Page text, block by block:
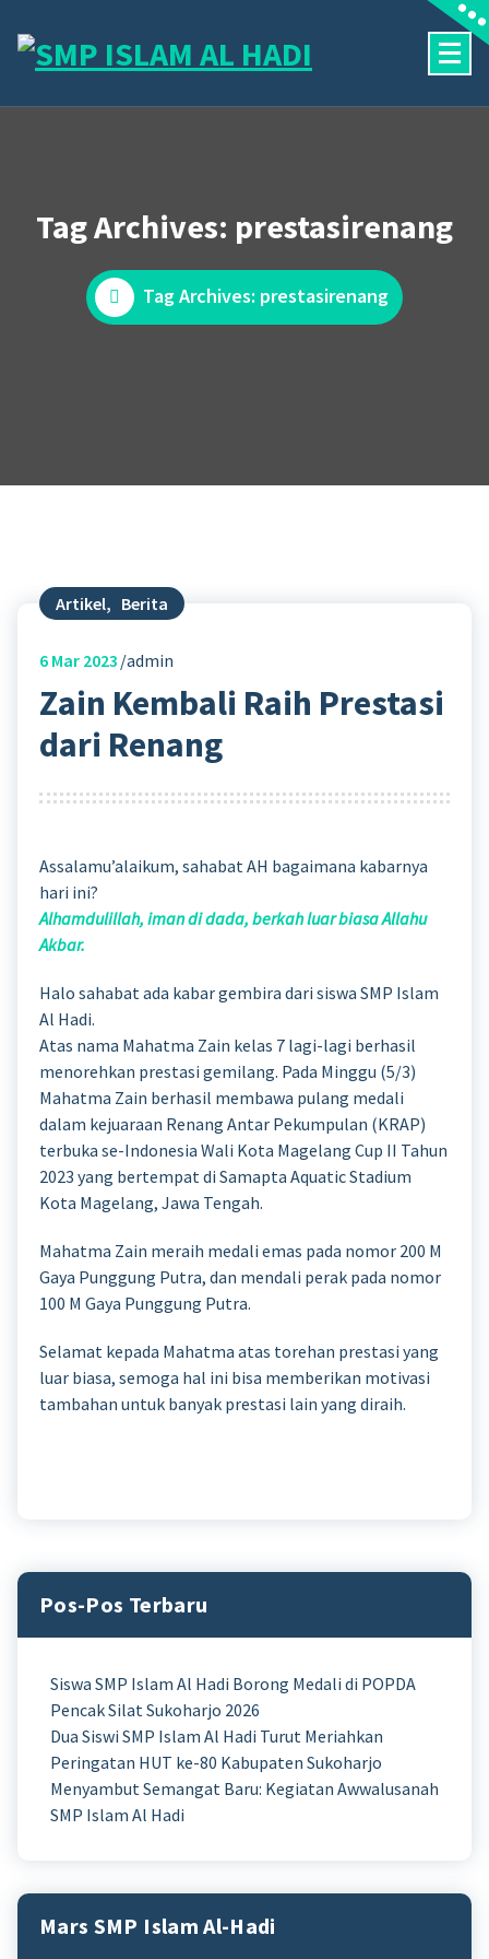
content
Tag Archives: prestasirenang
Tag Archives: prestasirenang
Artikel, Berita
6 Mar 2023 admin
Zain Kembali Raih Prestasi
dari Renang
Assalamu’alaikum, sahabat AH bagaimana kabarnya
hari ini?
Alhamdulillah, iman di dada, berkah luar biasa Allahu
Akbar.
Halo sahabat ada kabar gembira dari siswa SMP Islam
Al Hadi.
Atas nama Mahatma Zain kelas 7 lagi-lagi berhasil
menorehkan prestasi gemilang. Pada Minggu (5/3)
Mahatma Zain berhasil membawa pulang medali
dalam kejuaraan Renang Antar Pekumpulan (KRAP)
terbuka se-Indonesia Wali Kota Magelang Cup II Tahun
2023 yang bertempat di Samapta Aquatic Stadium
Kota Magelang, Jawa Tengah.
Mahatma Zain meraih medali emas pada nomor 200 M
Gaya Punggung Putra, dan mendali perak pada nomor
100 M Gaya Punggung Putra.
Selamat kepada Mahatma atas torehan prestasi yang
luar biasa, semoga hal ini bisa memberikan motivasi
tambahan untuk banyak prestasi lain yang diraih.
Pos-Pos Terbaru
Siswa SMP Islam Al Hadi Borong Medali di POPDA
Pencak Silat Sukoharjo 2026
Dua Siswi SMP Islam Al Hadi Turut Meriahkan
Peringatan HUT ke-80 Kabupaten Sukoharjo
Menyambut Semangat Baru: Kegiatan Awwalusanah
SMP Islam Al Hadi
Mars SMP Islam Al-Hadi